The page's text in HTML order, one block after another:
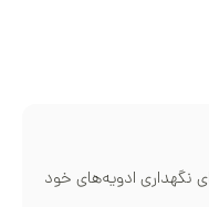
نگهداری ادویه‌های خود